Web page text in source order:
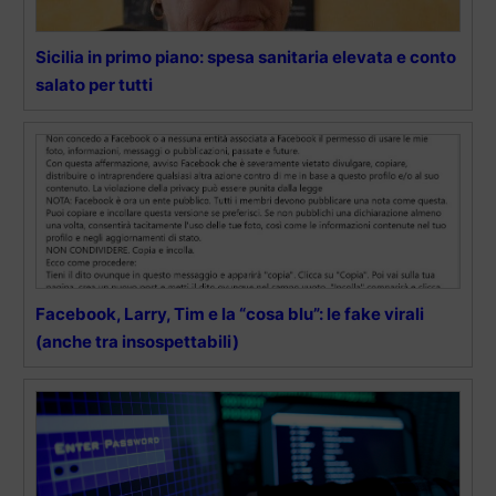
Sicilia in primo piano: spesa sanitaria elevata e conto
salato per tutti
Facebook, Larry, Tim e la “cosa blu”: le fake virali
(anche tra insospettabili)